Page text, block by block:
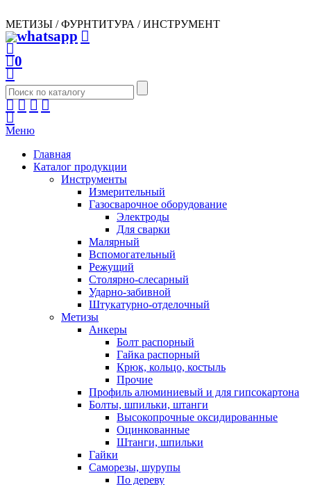
МЕТИЗЫ / ФУРНТИТУРА / ИНСТРУМЕНТ
0
Меню
Главная
Каталог продукции
Инструменты
Измерительный
Газосварочное оборудование
Электроды
Для сварки
Малярный
Вспомогательный
Режущий
Столярно-слесарный
Ударно-забивной
Штукатурно-отделочный
Метизы
Анкеры
Болт распорный
Гайка распорный
Крюк, кольцо, костыль
Прочие
Профиль алюминиевый и для гипсокартона
Болты, шпильки, штанги
Высокопрочные оксидированные
Оцинкованные
Штанги, шпильки
Гайки
Саморезы, шурупы
По дереву